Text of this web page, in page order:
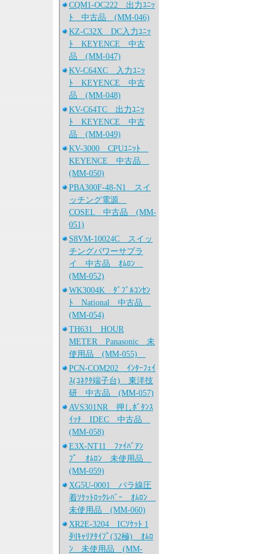
CQM1-OC222 出力ﾕﾆｯ
ﾄ 中古品 (MM-046)
KZ-C32X DC入力ﾕﾆｯ
ﾄ KEYENCE 中古
品 (MM-047)
KV-C64XC 入力ﾕﾆｯ
ﾄ KEYENCE 中古
品 (MM-048)
KV-C64TC 出力ﾕﾆｯ
ﾄ KEYENCE 中古
品 (MM-049)
KV-3000 CPUﾕﾆｯﾄ
KEYENCE 中古品
(MM-050)
PBA300F-48-N1 スイ
ッチング電源
COSEL 中古品 (MM-
051)
S8VM-10024C スイッ
チングパワーサプラ
イ 中古品 ｵﾑﾛﾝ
(MM-052)
WK3004K ﾀﾞﾌﾞﾙｺﾝｾﾝ
ﾄ National 中古品
(MM-054)
TH631 HOUR
METER Panasonic 未
使用品 (MM-055)
PCN-COM202 ｲﾝﾀｰﾌｪｲ
ｽ(ｺﾈｸﾀ端子台) 東洋技
研 中古品 (MM-057)
AVS301NR 押しﾎﾞﾀﾝｽ
ｲｯﾁ IDEC 中古品
(MM-058)
E3X-NT11 ﾌｧｲﾊﾞｱﾝ
ﾌﾟ ｵﾑﾛﾝ 未使用品
(MM-059)
XG5U-0001 バラ線圧
着ｿｹｯﾄﾛｯｸﾚﾊﾞｰ ｵﾑﾛﾝ
未使用品 (MM-060)
XR2E-3204 ICｿｹｯﾄ 1
列ｷｬﾘｱﾀｲﾌﾟ(32極) ｵﾑﾛ
ﾝ 未使用品 (MM-